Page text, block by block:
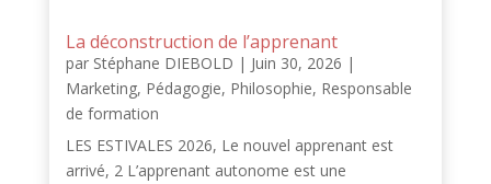
La déconstruction de l’apprenant
par Stéphane DIEBOLD | Juin 30, 2026 |
Marketing, Pédagogie, Philosophie, Responsable
de formation
LES ESTIVALES 2026, Le nouvel apprenant est
arrivé, 2 L’apprenant autonome est une